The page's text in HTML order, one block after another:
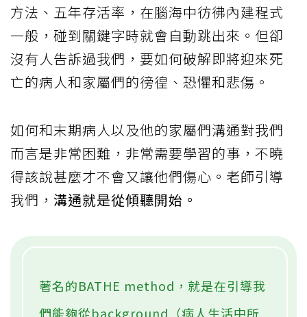
方法、五年存活率，在腦海中彷彿內建程式
一般，碰到關鍵字時就會自動跳出來。但卻
沒有人告訴過我們，要如何破解即將迎來死
亡的病人和家屬們的徬徨、恐懼和悲傷。
如何和末期病人以及他的家屬們溝通對我們
而言是非常困難，非常需要學習的事，不曉
得該說甚麼才不會又讓他們傷心。老師引導
我們， 溝通就是從傾聽開始。
著名的BATHE method，就是在引導我
們能夠從background（病人生活中所